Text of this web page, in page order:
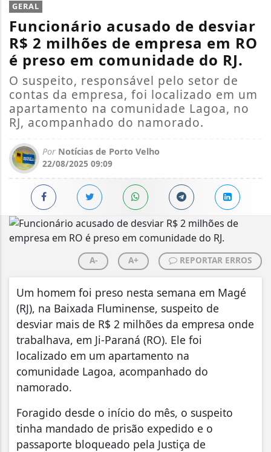
GERAL
Funcionário acusado de desviar
R$ 2 milhões de empresa em RO
é preso em comunidade do RJ.
O suspeito, responsável pelo setor de
contas da empresa, foi localizado em um
apartamento na comunidade Lagoa, no
RJ, acompanhado do namorado.
Por Notícias de Porto Velho
22/08/2025 09:09
A- A+ REPORTAR ERROS
Um homem foi preso nesta semana em Magé
(RJ), na Baixada Fluminense, suspeito de
desviar mais de R$ 2 milhões da empresa onde
trabalhava, em Ji-Paraná (RO). Ele foi
localizado em um apartamento na
comunidade Lagoa, acompanhado do
namorado.
Foragido desde o início do mês, o suspeito
tinha mandado de prisão expedido e o
passaporte bloqueado pela Justiça de